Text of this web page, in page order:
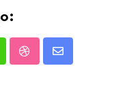
StumbleUpon
Share